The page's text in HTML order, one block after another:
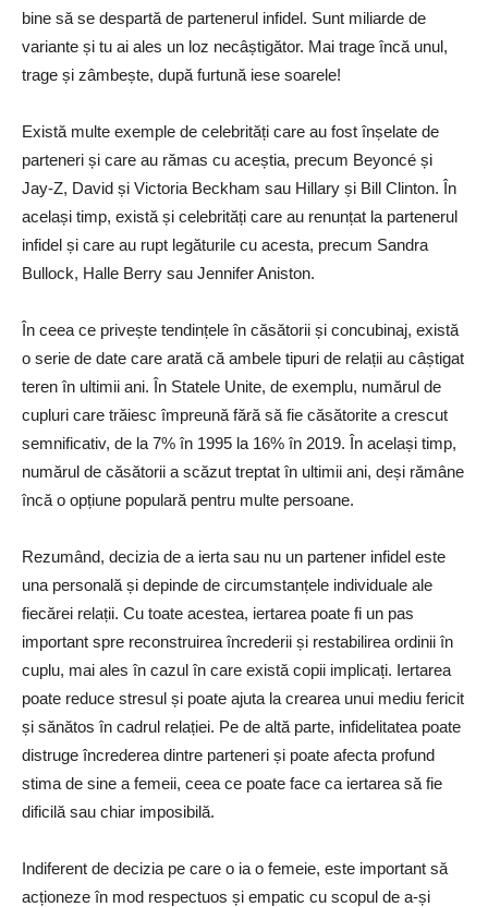
bine să se despartă de partenerul infidel. Sunt miliarde de
variante și tu ai ales un loz necâștigător. Mai trage încă unul,
trage și zâmbește, după furtună iese soarele!
Există multe exemple de celebrități care au fost înșelate de
parteneri și care au rămas cu aceștia, precum Beyoncé și
Jay-Z, David și Victoria Beckham sau Hillary și Bill Clinton. În
același timp, există și celebrități care au renunțat la partenerul
infidel și care au rupt legăturile cu acesta, precum Sandra
Bullock, Halle Berry sau Jennifer Aniston.
În ceea ce privește tendințele în căsătorii și concubinaj, există
o serie de date care arată că ambele tipuri de relații au câștigat
teren în ultimii ani. În Statele Unite, de exemplu, numărul de
cupluri care trăiesc împreună fără să fie căsătorite a crescut
semnificativ, de la 7% în 1995 la 16% în 2019. În același timp,
numărul de căsătorii a scăzut treptat în ultimii ani, deși rămâne
încă o opțiune populară pentru multe persoane.
Rezumând, decizia de a ierta sau nu un partener infidel este
una personală și depinde de circumstanțele individuale ale
fiecărei relații. Cu toate acestea, iertarea poate fi un pas
important spre reconstruirea încrederii și restabilirea ordinii în
cuplu, mai ales în cazul în care există copii implicați. Iertarea
poate reduce stresul și poate ajuta la crearea unui mediu fericit
și sănătos în cadrul relației. Pe de altă parte, infidelitatea poate
distruge încrederea dintre parteneri și poate afecta profund
stima de sine a femeii, ceea ce poate face ca iertarea să fie
dificilă sau chiar imposibilă.
Indiferent de decizia pe care o ia o femeie, este important să
acționeze în mod respectuos și empatic cu scopul de a-și